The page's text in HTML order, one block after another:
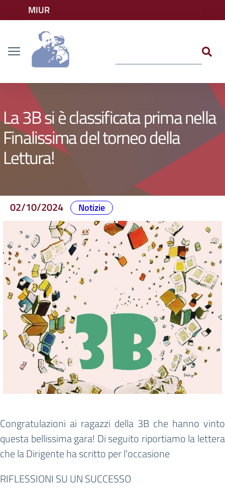
Vai ai contenuti
Vai al menu di navigazione
Vai al footer
MIUR
La 3B si è classificata prima nella
Finalissima del torneo della
Lettura!
02/10/2024 Notizie
Congratulazioni ai ragazzi della 3B che hanno vinto
questa bellissima gara! Di seguito riportiamo la lettera
che la Dirigente ha scritto per l'occasione
RIFLESSIONI SU UN SUCCESSO